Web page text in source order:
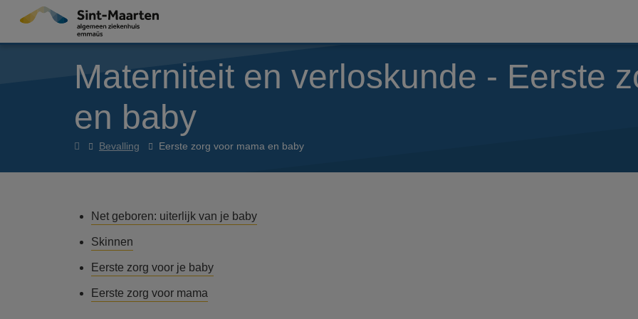
Overslaan en naar de inhoud gaan
Materniteit en verloskunde - Eerste
en baby
Materniteit
Bevalling Eerste zorg voor mama en baby
Net geboren: uiterlijk van je baby
Skinnen
Eerste zorg voor je baby
Eerste zorg voor mama